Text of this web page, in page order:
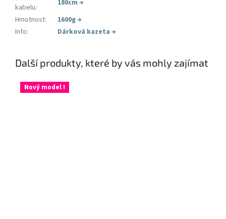
kabelu: 180cm →
Hmotnost: 1600g→
Info: Dárková kazeta →
Další produkty, které by vás mohly zajímat
Nový model !